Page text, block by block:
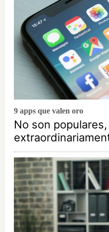
9 apps que valen oro
No son